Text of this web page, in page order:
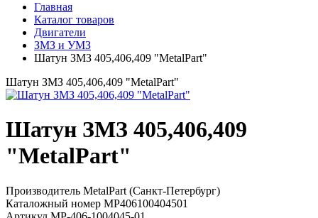
Главная
Каталог товаров
Двигатели
ЗМЗ и УМЗ
Шатун ЗМЗ 405,406,409 "MetalPart"
Шатун ЗМЗ 405,406,409 "MetalPart"
Шатун ЗМЗ 405,406,409
"MetalPart"
Производитель MetalPart (Санкт-Петербург)
Каталожный номер МР406100404501